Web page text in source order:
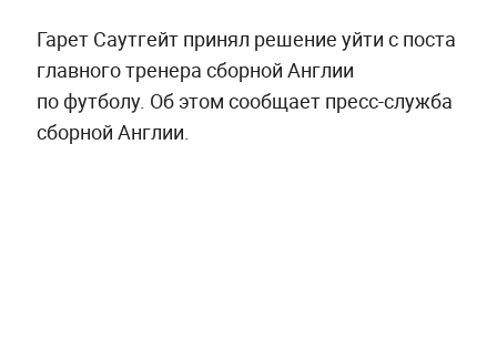
Гарет Саутгейт принял решение уйти с поста
главного тренера сборной Англии
по футболу. Об этом сообщает пресс-служба
сборной Англии.